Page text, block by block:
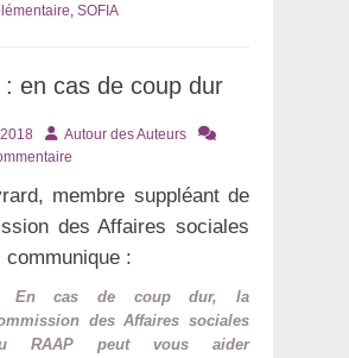
, SOFIA
en cas de coup dur
AuteurAutour des Auteurs
membre suppléant de
des Affaires sociales
communique :
En cas de coup dur, la
des Affaires sociales
RAAP peut vous aider